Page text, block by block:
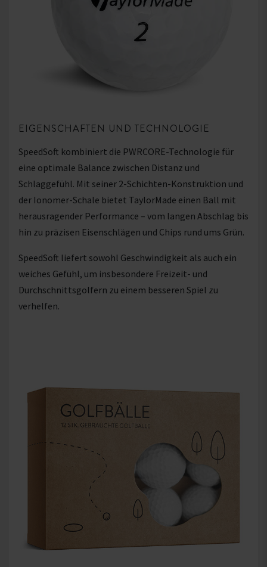
EIGENSCHAFTEN UND TECHNOLOGIE
SpeedSoft kombiniert die PWRCORE-Technologie für
eine optimale Balance zwischen Distanz und
Schlaggefühl. Mit seiner 2-Schichten-Konstruktion und
der Ionomer-Schale bietet TaylorMade einen Ball mit
herausragender Performance – vom langen Abschlag bis
hin zu präzisen Eisenschlägen und Chips rund ums Grün.
SpeedSoft liefert sowohl Geschwindigkeit als auch ein
weiches Gefühl, um insbesondere Freizeit- und
Durchschnittsgolfern zu einem besseren Spiel zu
verhelfen.